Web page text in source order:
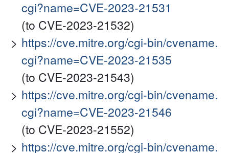
cgi?name=CVE-2023-21531
(to CVE-2023-21532)
https://cve.mitre.org/cgi-bin/cvename.
cgi?name=CVE-2023-21535
(to CVE-2023-21543)
https://cve.mitre.org/cgi-bin/cvename.
cgi?name=CVE-2023-21546
(to CVE-2023-21552)
https://cve.mitre.org/cgi-bin/cvename.